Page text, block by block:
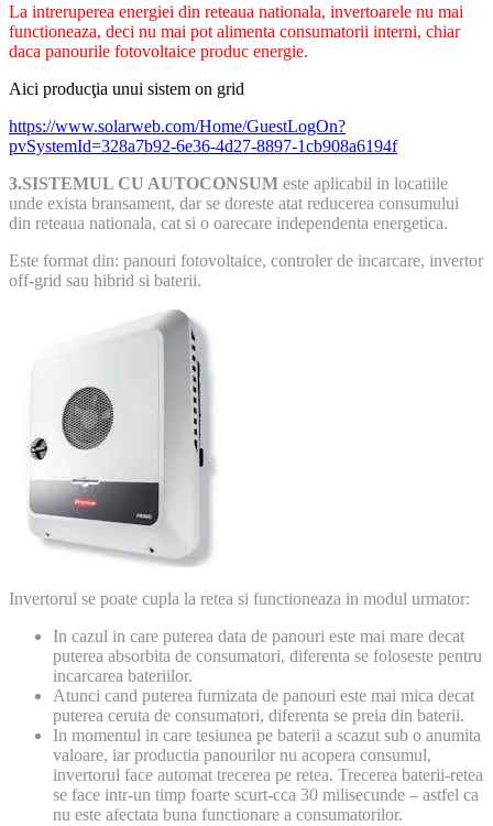
La intreruperea energiei din reteaua nationala, invertoarele nu mai
functioneaza, deci nu mai pot alimenta consumatorii interni, chiar
daca panourile fotovoltaice produc energie.
Aici producţia unui sistem on grid
https://www.solarweb.com/Home/GuestLogOn?
pvSystemId=328a7b92-6e36-4d27-8897-1cb908a6194f
3.SISTEMUL CU AUTOCONSUM este aplicabil in locatiile
unde exista bransament, dar se doreste atat reducerea consumului
din reteaua nationala, cat si o oarecare independenta energetica.
Este format din: panouri fotovoltaice, controler de incarcare, invertor
off-grid sau hibrid si baterii.
Invertorul se poate cupla la retea si functioneaza in modul urmator:
In cazul in care puterea data de panouri este mai mare decat
puterea absorbita de consumatori, diferenta se foloseste pentru
incarcarea bateriilor.
Atunci cand puterea furnizata de panouri este mai mica decat
puterea ceruta de consumatori, diferenta se preia din baterii.
In momentul in care tesiunea pe baterii a scazut sub o anumita
valoare, iar productia panourilor nu acopera consumul,
invertorul face automat trecerea pe retea. Trecerea baterii-retea
se face intr-un timp foarte scurt-cca 30 milisecunde – astfel ca
nu este afectata buna functionare a consumatorilor.